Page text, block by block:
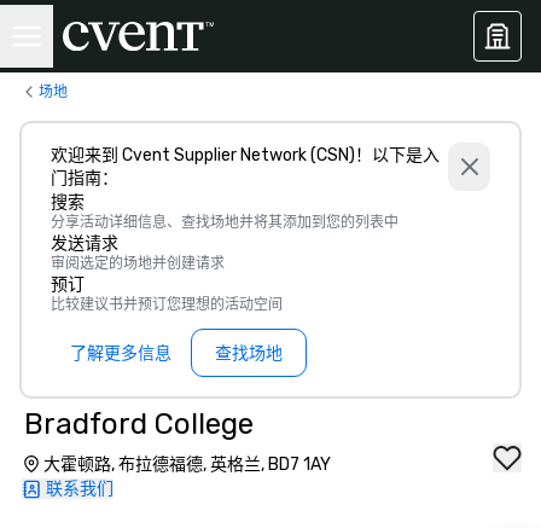
场地
欢迎来到 Cvent Supplier Network (CSN)！以下是入
门指南：
搜索
分享活动详细信息、查找场地并将其添加到您的列表中
发送请求
审阅选定的场地并创建请求
预订
比较建议书并预订您理想的活动空间
了解更多信息 查找场地
Bradford College
大霍顿路, 布拉德福德, 英格兰, BD7 1AY
联系我们